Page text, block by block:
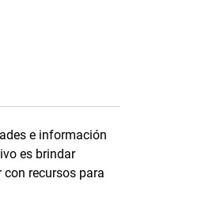
e información
es brindar
recursos para